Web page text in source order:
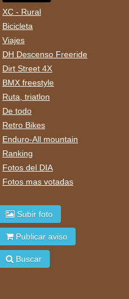
XC - Rural
Bicicleta
Viajes
DH Descenso Freeride
Dirt Street 4X
BMX freestyle
Ruta, triatlon
De todo
Retro Bikes
Enduro-All mountain
Ranking
Fotos del DIA
Fotos mas votadas
Subir foto
Publicar aviso
Buscar